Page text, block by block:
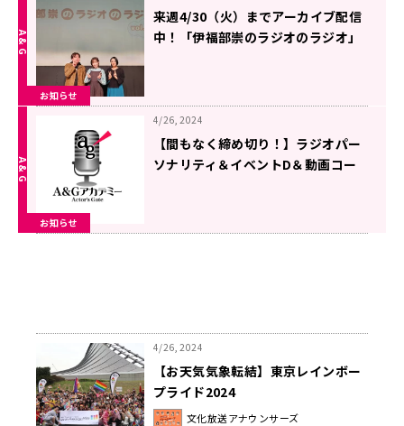
お知らせ
来週4/30（火）までアーカイブ配信
中！「伊福部崇のラジオのラジオ」
お知らせ
4/26, 2024
【間もなく締め切り！】ラジオパー
ソナリティ＆イベントD＆動画コー
4/26, 2024
【お天気気象転結】東京レインボー
プライド2024
文化放送アナウンサーズ